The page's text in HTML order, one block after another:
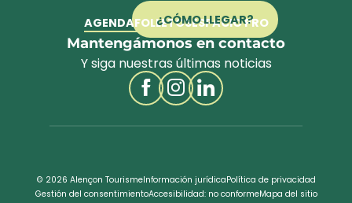
¿CÓMO LLEGAR?
AGENDAFOLLETOSESPACIO PRO
Mantengámonos en contacto
Y siga nuestras últimas noticias
© 2026 Alençon TourismeInformación jurídicaPolítica de privacidad
Gestión del consentimientoAccesibilidad: no conformeMapa del sitio